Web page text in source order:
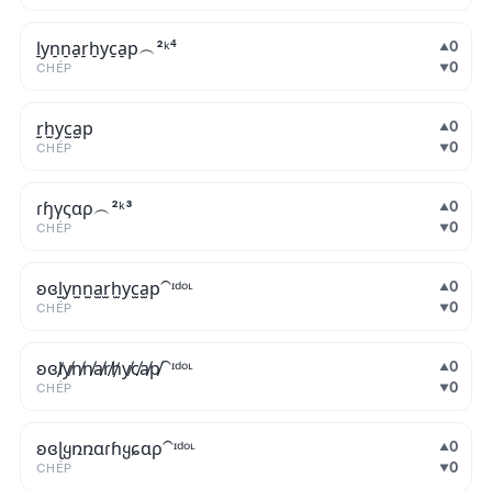
l̠y̠n̠n̠a̠r̠h̠y̠c̠a̠p̠︵²ᵏ⁴
CHÉP
▲0
▼0
r̫h̫y̫c̫a̫p̫
CHÉP
▲0
▼0
ɾɧγςαρ︵²ᵏ³
CHÉP
▲0
▼0
ʚɞl̫y̫n̫n̫a̫r̫h̫y̫c̫a̫p̫⁀ᶦᵈᵒᶫ
CHÉP
▲0
▼0
ʚɞl̸y̸n̸n̸a̸r̸h̸y̸c̸a̸p̸⁀ᶦᵈᵒᶫ
CHÉP
▲0
▼0
ʚɞɭყռռɑɾɦყɕɑρ⁀ᶦᵈᵒᶫ
CHÉP
▲0
▼0